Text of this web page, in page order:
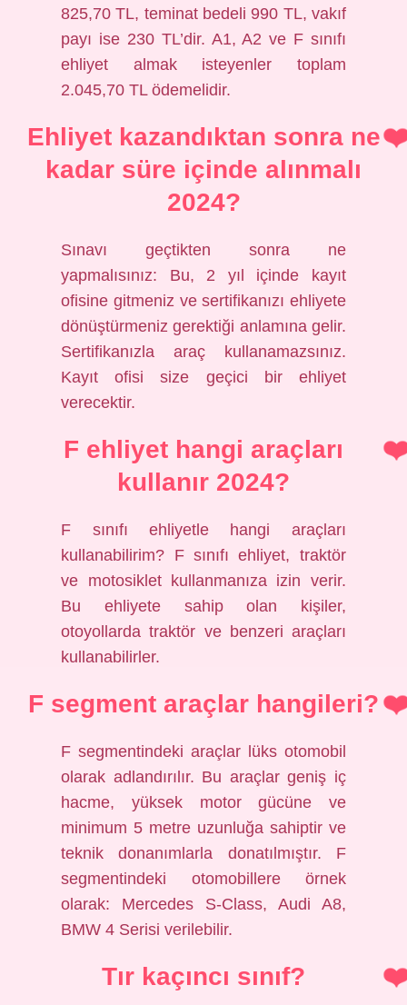
825,70 TL, teminat bedeli 990 TL, vakıf
payı ise 230 TL’dir. A1, A2 ve F sınıfı
ehliyet almak isteyenler toplam
2.045,70 TL ödemelidir.
Ehliyet kazandıktan sonra ne
kadar süre içinde alınmalı
2024?
Sınavı geçtikten sonra ne
yapmalısınız: Bu, 2 yıl içinde kayıt
ofisine gitmeniz ve sertifikanızı ehliyete
dönüştürmeniz gerektiği anlamına gelir.
Sertifikanızla araç kullanamazsınız.
Kayıt ofisi size geçici bir ehliyet
verecektir.
F ehliyet hangi araçları
kullanır 2024?
F sınıfı ehliyetle hangi araçları
kullanabilirim? F sınıfı ehliyet, traktör
ve motosiklet kullanmanıza izin verir.
Bu ehliyete sahip olan kişiler,
otoyollarda traktör ve benzeri araçları
kullanabilirler.
F segment araçlar hangileri?
F segmentindeki araçlar lüks otomobil
olarak adlandırılır. Bu araçlar geniş iç
hacme, yüksek motor gücüne ve
minimum 5 metre uzunluğa sahiptir ve
teknik donanımlarla donatılmıştır. F
segmentindeki otomobillere örnek
olarak: Mercedes S-Class, Audi A8,
BMW 4 Serisi verilebilir.
Tır kaçıncı sınıf?